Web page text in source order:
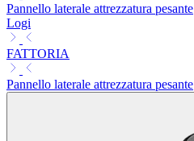
Pannello laterale attrezzatura pesante
Logi
FATTORIA
Pannello laterale attrezzatura pesante